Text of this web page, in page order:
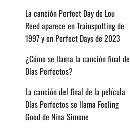
La canción Perfect Day de Lou
Reed aparece en Trainspotting de
1997 y en Perfect Days de 2023
¿Cómo se llama la canción final de
Días Perfectos?
La canción del final de la película
Días Perfectos se llama Feeling
Good de Nina Simone